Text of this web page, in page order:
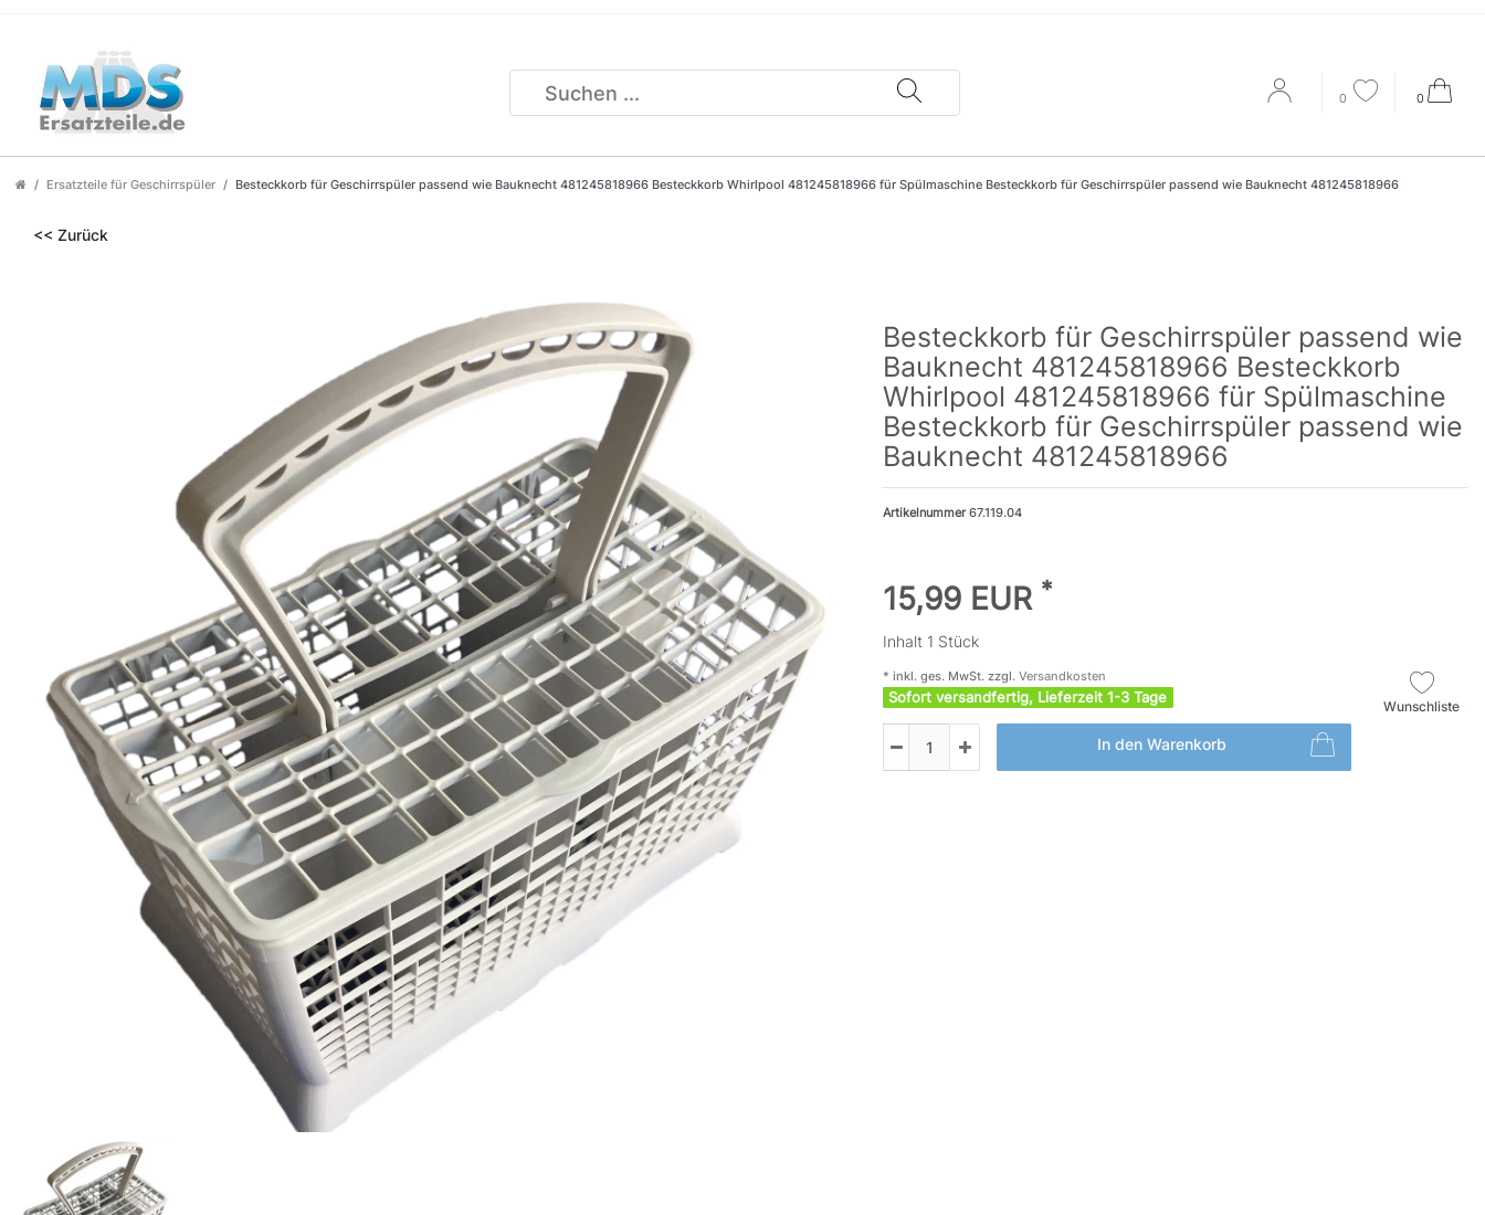
0 0
Ersatzteile für Geschirrspüler Besteckkorb für Geschirrspüler passend wie Bauknecht 481245818966 Besteckkorb Whirlpool 481245818966 für Spülmaschine Besteckkorb für Geschirrspüler passend wie Bauknecht 481245818966
<< Zurück
Besteckkorb für Geschirrspüler passend wie
Bauknecht 481245818966 Besteckkorb
Whirlpool 481245818966 für Spülmaschine
Besteckkorb für Geschirrspüler passend wie
Bauknecht 481245818966
Artikelnummer67.119.04
15,99 EUR *
Inhalt 1 Stück
* inkl. ges. MwSt. zzgl. Versandkosten
Sofort versandfertig, Lieferzeit 1-3 Tage
In den Warenkorb
Wunschliste